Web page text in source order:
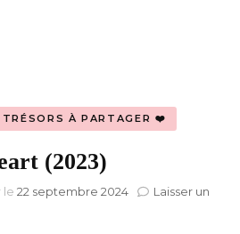
TRÉSORS À PARTAGER ❤️
(2023)
le 22 septembre 2024
Laisser un